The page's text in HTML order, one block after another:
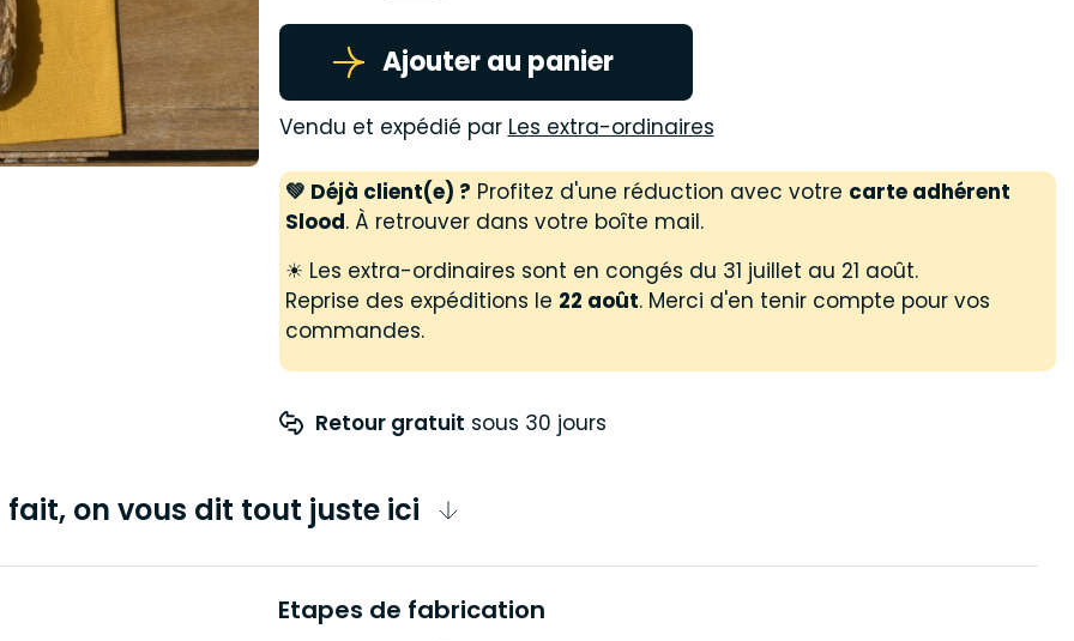
Ajouter au panier
Vendu et expédié par Les extra-ordinaires
💚 Déjà client(e) ? Profitez d'une réduction avec votre carte adhérent
Slood. À retrouver dans votre boîte mail.
☀ Les extra-ordinaires sont en congés du 31 juillet au 21 août.
Reprise des expéditions le 22 août. Merci d'en tenir compte pour vos
commandes.
Retour gratuit sous 30 jours
fait, on vous dit tout juste ici
Etapes de fabrication